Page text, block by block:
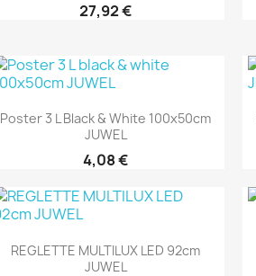
27,92 €
Aperçu rapide
Poster 3 L Black & White 100x50cm
JUWEL
4,08 €
Aperçu rapide
REGLETTE MULTILUX LED 92cm
JUWEL